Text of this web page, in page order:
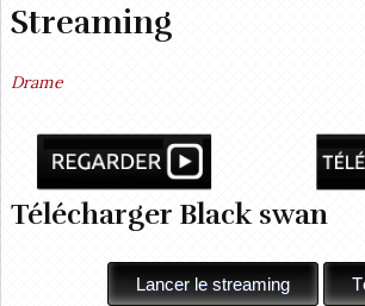
Streaming
Drame
Télécharger Black swan